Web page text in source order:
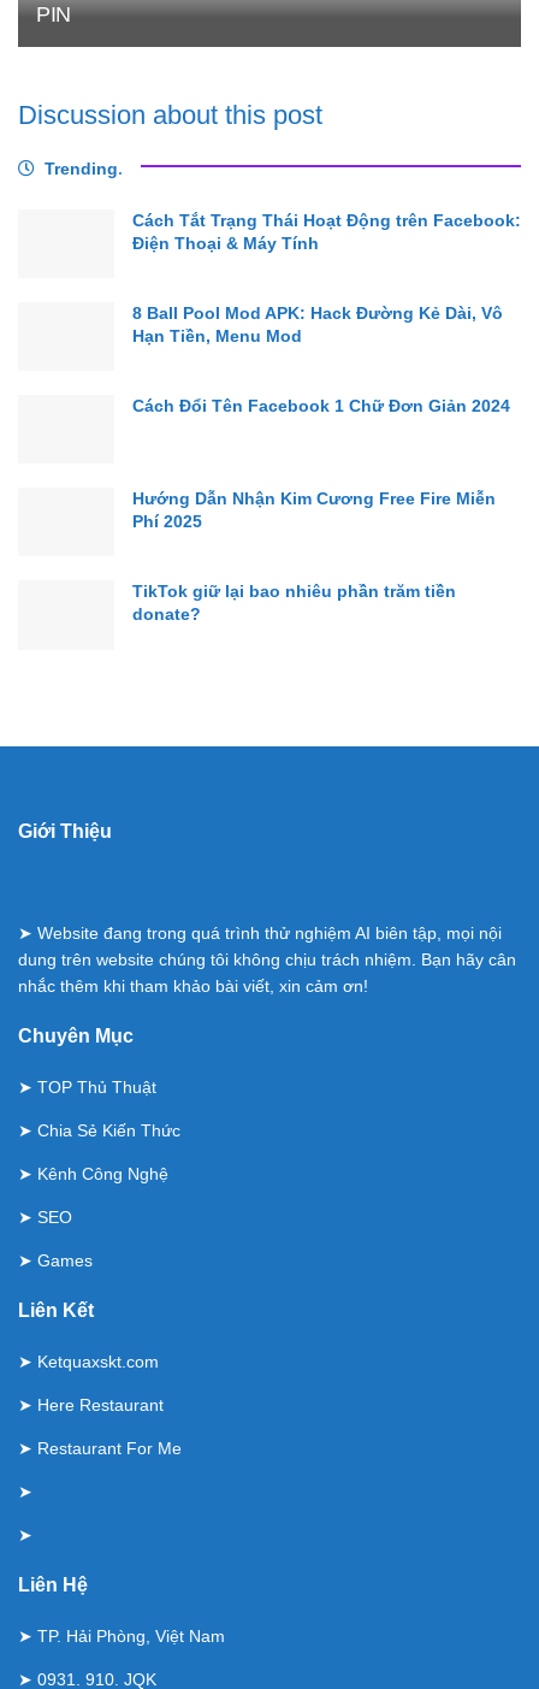
PIN
Discussion about this post
Trending.
Cách Tắt Trạng Thái Hoạt Động trên Facebook:
Điện Thoại & Máy Tính
8 Ball Pool Mod APK: Hack Đường Kẻ Dài, Vô
Hạn Tiền, Menu Mod
Cách Đổi Tên Facebook 1 Chữ Đơn Giản 2024
Hướng Dẫn Nhận Kim Cương Free Fire Miễn
Phí 2025
TikTok giữ lại bao nhiêu phần trăm tiền
donate?
Giới Thiệu
➤ Website đang trong quá trình thử nghiệm AI biên tập, mọi nội
dung trên website chúng tôi không chịu trách nhiệm. Bạn hãy cân
nhắc thêm khi tham khảo bài viết, xin cảm ơn!
Chuyên Mục
➤ TOP Thủ Thuật
➤ Chia Sẻ Kiến Thức
➤ Kênh Công Nghệ
➤ SEO
➤ Games
Liên Kết
➤ Ketquaxskt.com
➤ Here Restaurant
➤ Restaurant For Me
➤
➤
Liên Hệ
➤ TP. Hải Phòng, Việt Nam
➤ 0931. 910. JQK